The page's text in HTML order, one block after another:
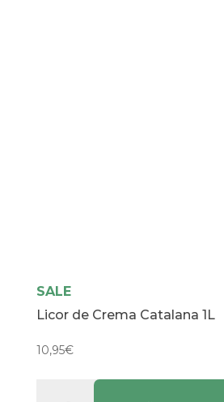
SALE
Licor de Crema Catalana 1L
10,95€